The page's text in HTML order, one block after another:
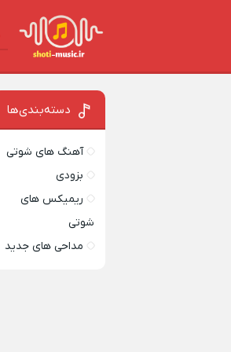
دسته‌بندی‌ها
آهنگ های شوتی
بزودی
ریمیکس های
شوتی
مداحی های جدید